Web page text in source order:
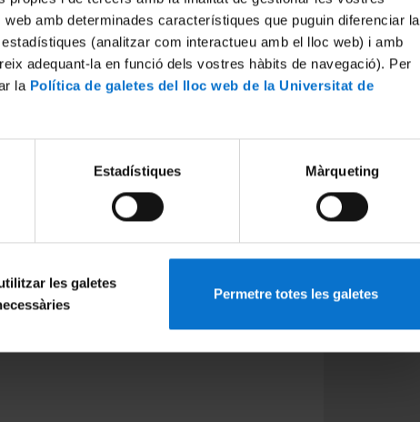
amb determinades característiques que puguin diferenciar la
(analitzar com interactueu amb el lloc web) i amb
adequant-la en funció dels vostres hàbits de navegació). Per
la Política de galetes del lloc web de la Universitat de
Estadístiques Màrqueting
les galetes
Permetre totes les galetes
PEU 3